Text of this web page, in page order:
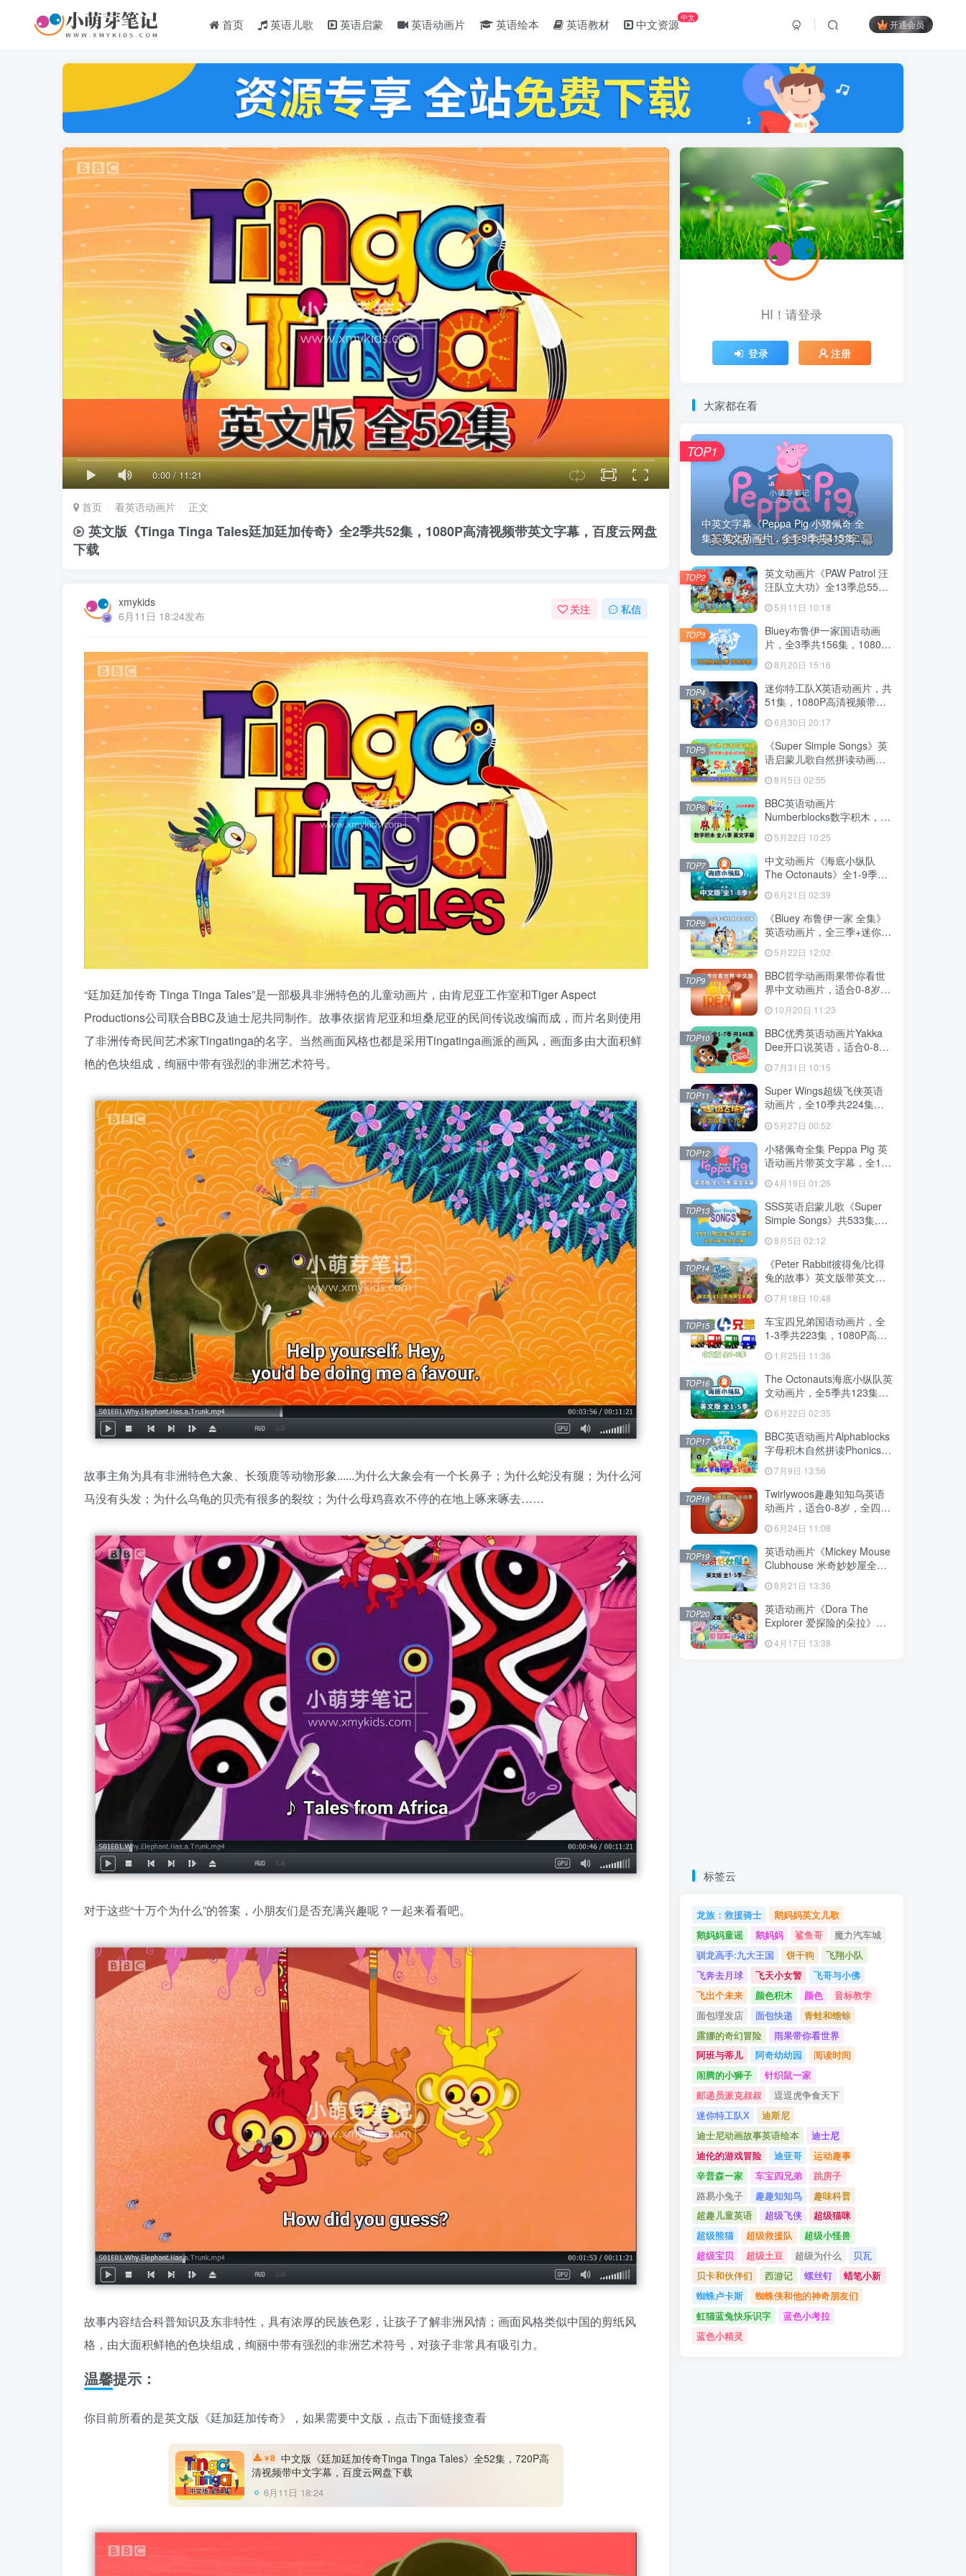
首页 英语儿歌 英语启蒙 英语动画片 英语绘本 英语教材 中文资源中文
开通会员
0:00/11:21
首页 看英语动画片 正文
英文版《Tinga Tinga Tales廷加廷加传奇》全2季共52集，1080P高清视频带英文字幕，百度云网盘
下载
xmykids
6月11日 18:24发布
关注 私信
“廷加廷加传奇 Tinga Tinga Tales”是一部极具非洲特色的儿童动画片，由肯尼亚工作室和Tiger Aspect
Productions公司联合BBC及迪士尼共同制作。故事依据肯尼亚和坦桑尼亚的民间传说改编而成，而片名则使用
了非洲传奇民间艺术家Tingatinga的名字。当然画面风格也都是采用Tingatinga画派的画风，画面多由大面积鲜
艳的色块组成，绚丽中带有强烈的非洲艺术符号。
故事主角为具有非洲特色大象、长颈鹿等动物形象......为什么大象会有一个长鼻子；为什么蛇没有腿；为什么河
马没有头发；为什么乌龟的贝壳有很多的裂纹；为什么母鸡喜欢不停的在地上啄来啄去……
对于这些“十万个为什么”的答案，小朋友们是否充满兴趣呢？一起来看看吧。
故事内容结合科普知识及东非特性，具有浓厚的民族色彩，让孩子了解非洲风情；画面风格类似中国的剪纸风
格，由大面积鲜艳的色块组成，绚丽中带有强烈的非洲艺术符号，对孩子非常具有吸引力。
温馨提示：
你目前所看的是英文版《廷加廷加传奇》，如果需要中文版，点击下面链接查看
￥8 中文版《廷加廷加传奇Tinga Tinga Tales》全52集，720P高
清视频带中文字幕，百度云网盘下载
6月11日 18:24
HI！请登录
登录 注册
大家都在看
中英文字幕《Peppa Pig 小猪佩奇 全
集》英文动画片，全1-9季共415集...
TOP1
英文动画片《PAW Patrol 汪
汪队立大功》全13季总555
字幕，带配套音频MP3，百
度云网盘下载！
5月11日 10:18
TOP2
Bluey布鲁伊一家国语动画
片，全3季共156集，1080P
云网盘下载
8月20日 15:16
TOP3
迷你特工队X英语动画片，共
51集，1080P高清视频带中
6月30日 20:17
TOP4
《Super Simple Songs》英
语启蒙儿歌自然拼读动画视
1080P高清视频带英文字
幕，百度云网盘下载！
8月5日 02:55
TOP5
BBC英语动画片
Numberblocks数字积木，适
别专辑共198集，1080P高清
视频带英文字幕，送配套音
频MP3，百度云网盘下载！
5月22日 10:25
TOP6
中文动画片《海底小纵队
The Octonauts》全1-9季共
247集+特别版9集，1080P
高清视频带中文字幕，百度
云网盘下载
6月21日 02:39
TOP7
《Bluey 布鲁伊一家 全集》
英语动画片，全三季+迷你剧
共204集，1080P高清视频带
英文字幕，带配套音频
MP3，百度云网盘下载！
5月22日 12:02
TOP8
BBC哲学动画雨果带你看世
界中文动画片，适合0-8岁，
全52集，1080P高清视频，
百度云网盘下载
10月20日 11:23
TOP9
BBC优秀英语动画片Yakka
Dee开口说英语，适合0-8
岁，全1-7季总共146集，
1080P高清视频带英文字
幕，送配套音频MP3，百度
云网盘下载！
7月31日 10:15
TOP10
Super Wings超级飞侠英语
动画片，全10季共224集，
幕，带配套音频MP3，百度
云网盘下载！
5月27日 00:52
TOP11
小猪佩奇全集 Peppa Pig 英
语动画片带英文字幕，全1-9
频，百度云网盘下载！
4月19日 01:26
TOP12
SSS英语启蒙儿歌《Super
Simple Songs》共533集,
+中英文字幕+配套音频
MP3，百度云网盘下载！
8月5日 02:12
TOP13
《Peter Rabbit彼得兔/比得
兔的故事》英文版带英文字
片，带配套音频MP3，百度
云网盘下载！
7月18日 10:48
TOP14
车宝四兄弟国语动画片，全
1-3季共223集，1080P高清
盘下载
1月25日 11:36
TOP15
The Octonauts海底小纵队英
文动画片，全5季共123集，
幕，带配套音频MP3，百度
云网盘下载
6月22日 02:35
TOP16
BBC英语动画片Alphablocks
字母积木自然拼读Phonics，
视频带英文字幕，百度云网
盘下载！
7月9日 13:56
TOP17
Twirlywoos趣趣知知鸟英语
动画片，适合0-8岁，全四季
共100集，1080P高清视频带
英文字幕，百度云网盘下载
6月24日 11:08
TOP18
英语动画片《Mickey Mouse
Clubhouse 米奇妙妙屋全
集》全五季共148集，1080P
高清视频带英文字幕，带配
套音频MP3，百度云网盘下
载！
8月21日 13:36
TOP19
英语动画片《Dora The
Explorer 爱探险的朵拉》全8
季共173集，带英文字幕和配
套音频MP3，百度云网盘下
4月17日 13:38
TOP20
标签云
龙族：救援骑士
鹅妈妈英文儿歌
鹅妈妈童谣
鹅妈妈 鲨鱼哥
魔力汽车城
驯龙高手:九大王国
饼干狗
飞翔小队
飞奔去月球
飞天小女警
飞哥与小佛
飞出个未来
颜色积木 颜色
音标教学
面包理发店
面包快递
青蛙和蟾蜍
露娜的奇幻冒险
雨果带你看世界
阿班与蒂儿
阿奇幼幼园
阅读时间
闹腾的小狮子
针织鼠一家
邮递员派克叔叔
逗逗虎争食天下
迷你特工队X
迪斯尼
迪士尼动画故事英语绘本
迪士尼
迪伦的游戏冒险
迪亚哥
运动趣事
辛普森一家
车宝四兄弟
跳房子
路易小兔子
趣趣知知鸟
趣味科普
超趣儿童英语
超级飞侠
超级猫咪
超级熊猫
超级救援队
超级小怪兽
超级宝贝
超级土豆 超级为什么
贝瓦
贝卡和伙伴们
西游记 螺丝钉
蜡笔小新
蜘蛛卢卡斯
蜘蛛侠和他的神奇朋友们
虹猫蓝兔快乐识字
蓝色小考拉
蓝色小精灵